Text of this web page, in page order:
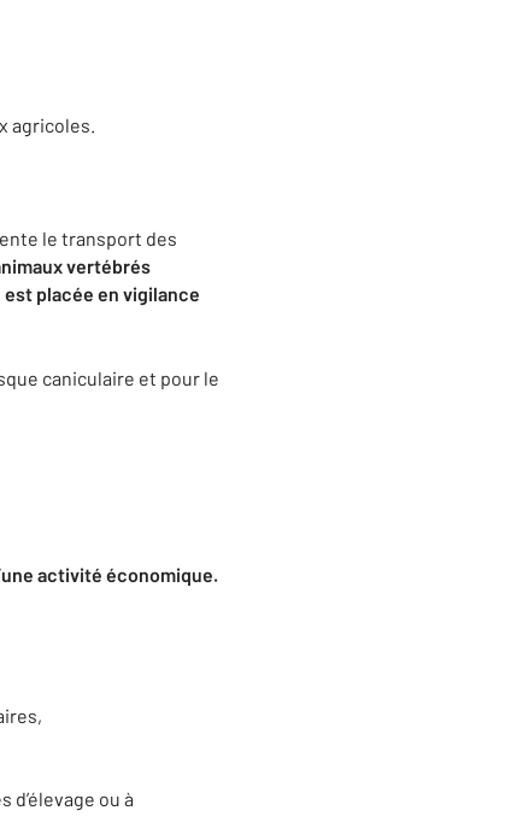
agricoles.
le transport des
vertébrés
est placée en vigilance
caniculaire et pour le
activité économique.
ou à